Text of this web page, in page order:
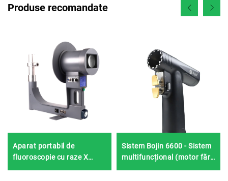
Produse recomandate
Aparat portabil de
fluoroscopie cu raze X
Shanghai Bojin BJI-2J2
Sistem Bojin 6600 - Sistem
multifuncțional (motor fără
perii, design subțire